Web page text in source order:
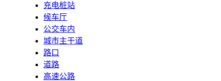
充电桩站
候车厅
公交车内
城市主干道
路口
道路
高速公路